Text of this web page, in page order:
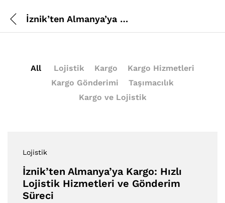
İznik’ten Almanya’ya Kargo: Hızlı Lojistik Hizmetleri ve Gönderim Süreci
All Lojistik Kargo
Kargo Hizmetleri
Kargo Gönderimi
Taşımacılık
Kargo ve Lojistik
Lojistik
İznik’ten Almanya’ya Kargo: Hızlı
Lojistik Hizmetleri ve Gönderim
Süreci